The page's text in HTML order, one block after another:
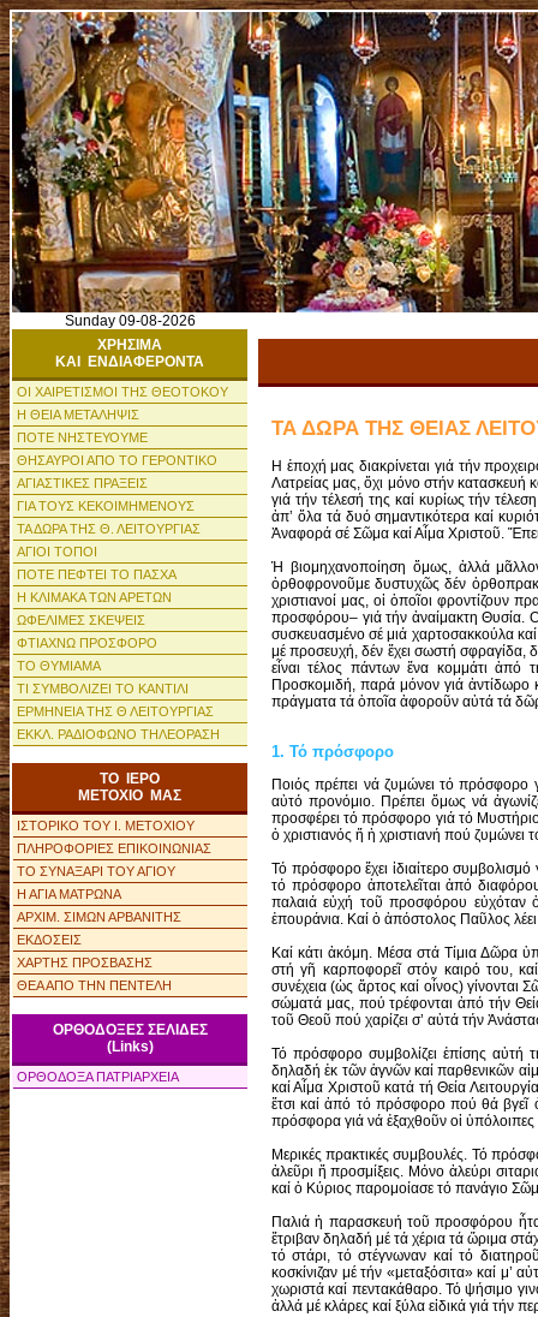
Sunday 09-08-2026
ΧΡΗΣΙΜΑ
ΚΑΙ ΕΝΔΙΑΦΕΡΟΝΤΑ
ΟΙ ΧΑΙΡΕΤΙΣΜΟΙ ΤΗΣ ΘΕΟΤΟΚΟΥ
Η ΘΕΙΑ ΜΕΤΑΛΗΨΙΣ
ΠΟΤΕ ΝΗΣΤΕΥΟΥΜΕ
ΘΗΣΑΥΡΟΙ ΑΠΟ ΤΟ ΓΕΡΟΝΤΙΚΟ
ΑΓΙΑΣΤΙΚΕΣ ΠΡΑΞΕΙΣ
ΓΙΑ ΤΟΥΣ ΚΕΚΟΙΜΗΜΕΝΟΥΣ
ΤΑ ΔΩΡΑ ΤΗΣ Θ. ΛΕΙΤΟΥΡΓΙΑΣ
ΑΓΙΟΙ ΤΟΠΟΙ
ΠΟΤΕ ΠΕΦΤΕΙ ΤΟ ΠΑΣΧΑ
Η ΚΛΙΜΑΚΑ ΤΩΝ ΑΡΕΤΩΝ
ΩΦΕΛΙΜΕΣ ΣΚΕΨΕΙΣ
ΦΤΙΑΧΝΩ ΠΡΟΣΦΟΡΟ
ΤΟ ΘΥΜΙΑΜΑ
ΤΙ ΣΥΜΒΟΛΙΖΕΙ ΤΟ ΚΑΝΤΙΛΙ
ΕΡΜΗΝΕΙΑ ΤΗΣ Θ ΛΕΙΤΟΥΡΓΙΑΣ
ΕΚΚΛ. ΡΑΔΙΟΦΩΝΟ ΤΗΛΕΟΡΑΣΗ
ΤΟ ΙΕΡΟ
ΜΕΤΟΧΙΟ ΜΑΣ
ΙΣΤΟΡΙΚΟ ΤΟΥ Ι. ΜΕΤΟΧΙΟΥ
ΠΛΗΡΟΦΟΡΙΕΣ ΕΠΙΚΟΙΝΩΝΙΑΣ
ΤΟ ΣΥΝΑΞΑΡΙ ΤΟΥ ΑΓΙΟΥ
Η ΑΓΙΑ ΜΑΤΡΩΝΑ
ΑΡΧΙΜ. ΣΙΜΩΝ ΑΡΒΑΝΙΤΗΣ
ΕΚΔΟΣΕΙΣ
ΧΑΡΤΗΣ ΠΡΟΣΒΑΣΗΣ
ΘΕΑ ΑΠΟ ΤΗΝ ΠΕΝΤΕΛΗ
ΟΡΘΟΔΟΞΕΣ ΣΕΛΙΔΕΣ
(Links)
ΟΡΘΟΔΟΞΑ ΠΑΤΡΙΑΡΧΕΙΑ
ΤΑ ΔΩΡΑ ΤΗΣ ΘΕΙΑΣ
Η ἐποχή μας διακρίνεται γιά τήν
Λατρείας μας, ὄχι μόνο στήν
γιά τήν τέλεσή της καί κυρίως τήν
ἀπ’ ὅλα τά δυό σημαντικότερα καί
Ἀναφορά σέ Σῶμα καί Αἷμα Χριστοῦ.
Ἡ βιομηχανοποίηση ὅμως, ἀλλά
ὀρθοφρονοῦμε δυστυχῶς δέν
χριστιανοί μας, οἱ ὁποῖοι
προσφόρου– γιά τήν ἀναίμακτη Θυσία.
συσκευασμένο σέ μιά χαρτοσακκούλα
μέ προσευχή, δέν ἔχει σωστή σφραγίδα,
εἶναι τέλος πάντων ἕνα κομμάτι
Προσκομιδή, παρά μόνον γιά
πράγματα τά ὁποῖα ἀφοροῦν αὐτά τά
1. Τό πρόσφορο
Ποιός πρέπει νά ζυμώνει τό πρόσφορο
αὐτό προνόμιο. Πρέπει ὅμως νά
προσφέρει τό πρόσφορο γιά τό
ὁ χριστιανός ἤ ἡ χριστιανή πού
Τό πρόσφορο ἔχει ἰδιαίτερο συμβολισμό
τό πρόσφορο ἀποτελεῖται ἀπό
παλαιά εὐχή τοῦ προσφόρου εὐχόταν
ἐπουράνια. Καί ὁ ἀπόστολος Παῦλος λέει
Καί κάτι ἀκόμη. Μέσα στά Τίμια Δῶρα
στή γῆ καρ­πο­φορεῖ στόν καιρό του,
συνέχεια (ὡς ἄρτος καί οἶνος) γίνονται
σώματά μας, πού τρέφονται ἀπό τήν
τοῦ Θεοῦ πού χαρίζει σ’ αὐτά τήν
Τό πρόσφορο συμβολίζει ἐπίσης αὐτή
δηλαδή ἐκ τῶν ἁγνῶν καί παρθενικῶν
καί Αἷμα Χριστοῦ κατά τή Θεία
ἔτσι καί ἀπό τό πρόσφορο πού θά βγεῖ
πρόσφορα γιά νά ἐξαχθοῦν οἱ ὑπόλοιπες
Μερικές πρακτικές συμβουλές. Τό
ἀλεῦρι ἤ προσμίξεις. Μόνο ἀλεύρι
καί ὁ Κύριος παρομοίασε τό πανάγιο
Παλιά ἡ παρασκευή τοῦ προσφόρου
ἔτριβαν δηλαδή μέ τά χέρια τά ὥριμα
τό στάρι, τό στέγνωναν καί τό
κοσκίνιζαν μέ τήν «μεταξόσιτα» καί
χωριστά καί πεντακάθαρο. Τό ψήσιμο
ἀλλά μέ κλάρες καί ξύλα εἰδικά γιά τήν